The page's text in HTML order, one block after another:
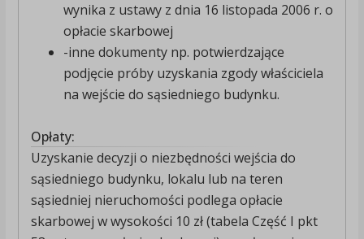
wynika z ustawy z dnia 16 listopada 2006 r. o
opłacie skarbowej
-inne dokumenty np. potwierdzające
podjęcie próby uzyskania zgody właściciela
na wejście do sąsiedniego budynku.
Opłaty:
Uzyskanie decyzji o niezbędności wejścia do
sąsiedniego budynku, lokalu lub na teren
sąsiedniej nieruchomości podlega opłacie
skarbowej w wysokości 10 zł (tabela Część I pkt